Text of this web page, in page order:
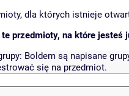
dla których istnieje
przedmioty, na które jesteś
Boldem są napisane
się na przedmiot.